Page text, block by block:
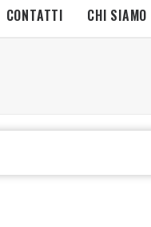
CONTATTI CHI SIAMO